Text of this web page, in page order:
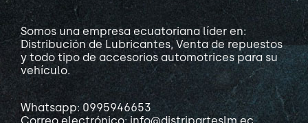
Somos una empresa ecuatoriana líder en:
Distribución de Lubricantes, Venta de repuestos
y todo tipo de accesorios automotrices para su
vehículo.
Whatsapp: 0995946653